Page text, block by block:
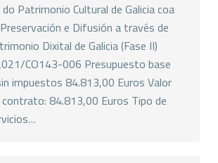
Patrimonio Cultural de Galicia coa
e Difusión a través de
Dixital de Galicia (Fase II)
CO143-006 Presupuesto base
impuestos 84.813,00 Euros Valor
84.813,00 Euros Tipo de